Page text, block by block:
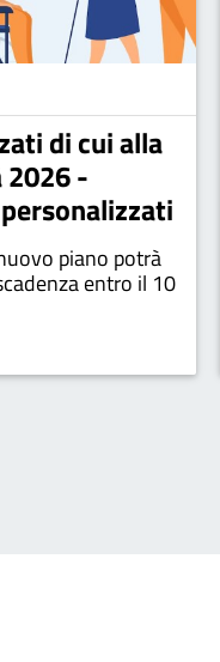
di cui alla
-
piano potrà
entro il 10